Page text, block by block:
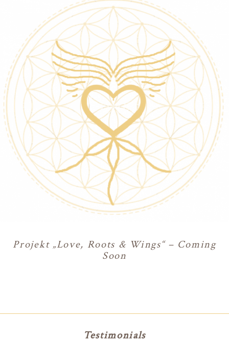
Projekt „Love, Roots & Wings“ – Coming
Soon
Testimonials